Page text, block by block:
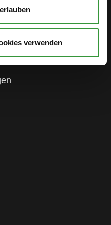
verwenden